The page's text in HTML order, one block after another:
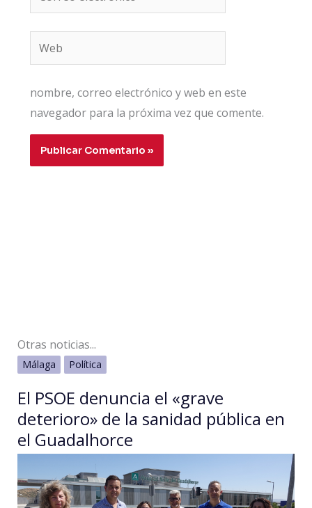
electrónico*
Web
nombre, correo electrónico y web en este
navegador para la próxima vez que comente.
Otras noticias...
Málaga Política
El PSOE denuncia el «grave
deterioro» de la sanidad pública en
el Guadalhorce